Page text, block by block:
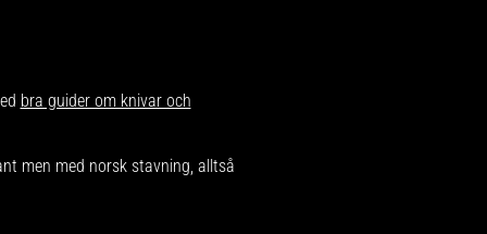
bra guider om knivar och
men med norsk stavning, alltså